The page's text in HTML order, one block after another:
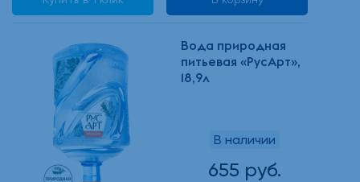
Вода природная
питьевая «РусАрт»,
18,9л
В наличии
655 руб.